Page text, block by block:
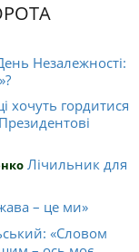
Незалежності:
хочуть гордитися
Лічильник для
– це ми»
«Словом